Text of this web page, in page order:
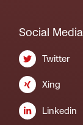
Social Media
Twitter
Xing
Linkedin